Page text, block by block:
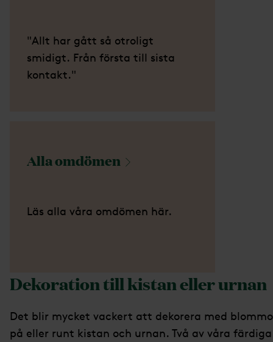
"Allt har gått så otroligt
smidigt. Från första till sista
kontakt."
Allaomdömen
Läs alla våra omdömen här.
Dekoration till kistan eller urnan
Det blir mycket vackert att dekorera med
på eller runt kistan och urnan. Två av våra färdiga